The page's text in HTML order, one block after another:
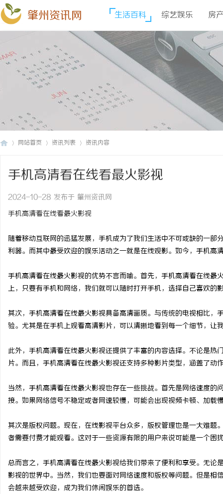
肇州资讯网 生活百科 综艺娱乐 房
网站首页 资讯列表 资讯内容
手机高清看在线看最火影视
2024-10-28 发布于 肇州资讯网
手机高清看在线看最火影视
随着移动互联网的迅猛发展，手机成为了我们生活中不可或缺的一
利器。而其中最受欢迎的娱乐活动之一就是在线观影。如今，手机高
手机高清看在线最火影视的优势不言而喻。首先，手机高清看在线
上，只要有手机和网络，我们就可以随时打开手机，选择自己喜欢的
其次，手机高清看在线最火影视具备高清画质。与传统的电视相比
验。尤其是在手机上观看高清影片，可以清晰地看到每一个细节，让
此外，手机高清看在线最火影视还提供了丰富的内容选择。不论是
片。而且，手机高清看在线最火影视还支持多种影片类型，涵盖了
当然，手机高清看在线最火影视也存在一些挑战。首先是网络速度
接。如果网络信号不稳定或者网速较慢，可能会出现视频卡顿、加载
其次是版权问题。现在，在线影视平台众多，版权管理也是一大难
者需要付费才能观看。这对于一些资源有限的用户来说可能是一个困
总而言之，手机高清看在线最火影视给我们带来了便利和享受。无
影视的世界中。当然，我们也要面对网络速度和版权等问题。但是
会越来越受欢迎，成为我们休闲娱乐的首选。
光焊接系列：高效、精准及环保的制造解决
案
全面解析2828电影网：
观看平台